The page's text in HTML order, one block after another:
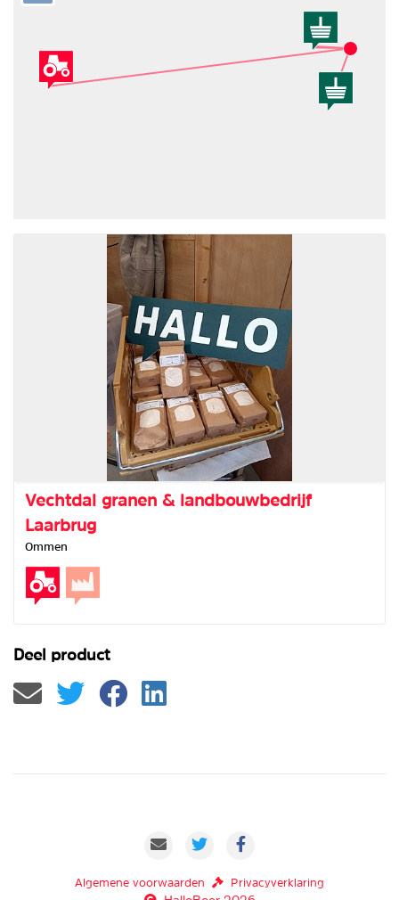
Vechtdal granen & landbouwbedrijf
Laarbrug
Ommen
Deel product
Algemene voorwaarden Privacyverklaring